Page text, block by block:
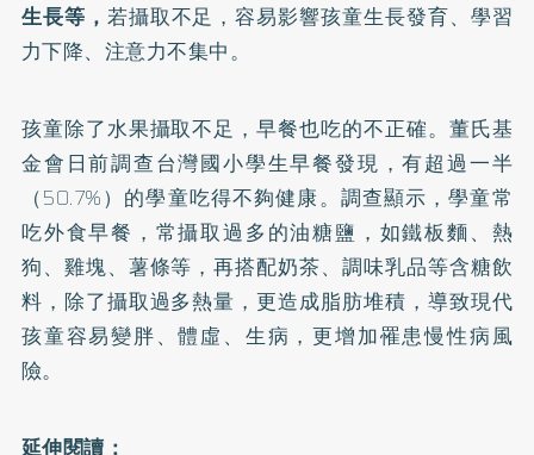
生長等， 若攝取不足，容易影響孩童生長發育、學習
力下降、注意力不集中。
孩童除了水果攝取不足，早餐也吃的不正確。董氏基
金會日前調查台灣國小學生早餐發現，有超過一半
（50.7%）的學童吃得不夠健康。調查顯示，學童常
吃外食早餐，常攝取過多的油糖鹽，如鐵板麵、熱
狗、雞塊、薯條等，再搭配奶茶、調味乳品等含糖飲
料，除了攝取過多熱量，更造成脂肪堆積，導致現代
孩童容易變胖、體虛、生病，更增加罹患慢性病風
險。
延伸閱讀：